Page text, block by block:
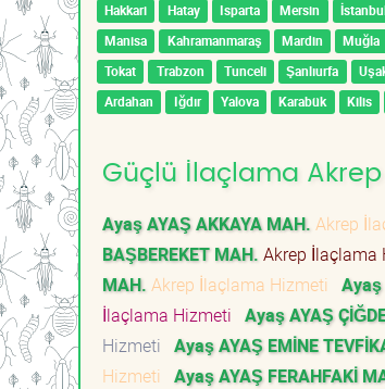
Hakkari
Hatay Isparta Mersin
Manisa
Kahramanmaraş Mardin Muğla
Tokat
Trabzon Tunceli Şanlıurfa
Ardahan
Iğdır Yalova Karabük Kilis
Güçlü İlaçlama
Ayaş AYAŞ AKKAYA MAH. Akrep
BAŞBEREKET MAH. Akrep İlaçlama
MAH. Akrep İlaçlama Hizmeti Ayaş
İlaçlama Hizmeti Ayaş AYAŞ
Hizmeti Ayaş AYAŞ EMİNE
Hizmeti Ayaş AYAŞ FERAHFAKİ